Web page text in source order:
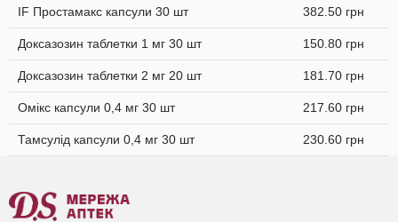
IF Простамакс капсули 30 шт 382.50 грн
Доксазозин таблетки 1 мг 30 шт 150.80 грн
Доксазозин таблетки 2 мг 20 шт 181.70 грн
Омікс капсули 0,4 мг 30 шт 217.60 грн
Тамсулід капсули 0,4 мг 30 шт 230.60 грн